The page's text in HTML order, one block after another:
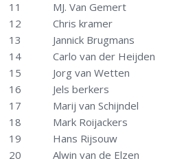
11
MJ. Van Gemert
12
Chris kramer
13
Jannick Brugmans
14
Carlo van der Heijden
15
Jorg van Wetten
16
Jels berkers
17
Marij van Schijndel
18
Mark Roijackers
19
Hans Rijsouw
20
Alwin van de Elzen